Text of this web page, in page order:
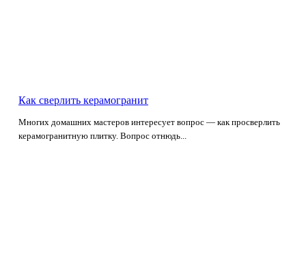
Как сверлить керамогранит
Многих домашних мастеров интересует вопрос — как просверлить
керамогранитную плитку. Вопрос отнюдь...